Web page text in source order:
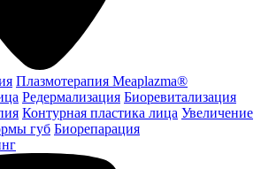
Плазмотерапия Meaplazma®
Редермализация Биоревитализация
Контурная пластика лица Увеличение
губ Биорепарация